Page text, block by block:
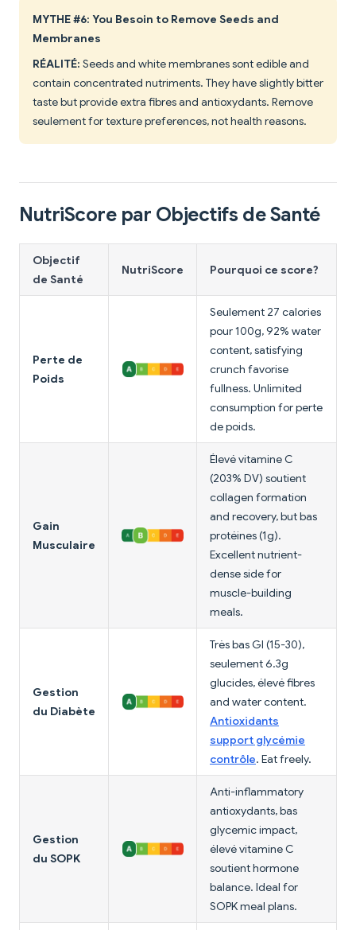
MYTHE #6: You Besoin to Remove Seeds and
Membranes
RÉALITÉ: Seeds and white membranes sont edible and
contain concentrated nutriments. They have slightly bitter
taste but provide extra fibres and antioxydants. Remove
seulement for texture preferences, not health reasons.
NutriScore par Objectifs de Santé
Objectif
de Santé
NutriScore Pourquoi ce score?
Perte de
Poids
Seulement 27 calories
pour 100g, 92% water
content, satisfying
crunch favorise
fullness. Unlimited
consumption for perte
de poids.
Gain
Musculaire
Élevé vitamine C
(203% DV) soutient
collagen formation
and recovery, but bas
protéines (1g).
Excellent nutrient-
dense side for
muscle-building
meals.
Gestion
du Diabète
Très bas GI (15-30),
seulement 6.3g
glucides, élevé fibres
and water content.
Antioxidants
support glycémie
contrôle. Eat freely.
Gestion
du SOPK
Anti-inflammatory
antioxydants, bas
glycemic impact,
élevé vitamine C
soutient hormone
balance. Ideal for
SOPK meal plans.